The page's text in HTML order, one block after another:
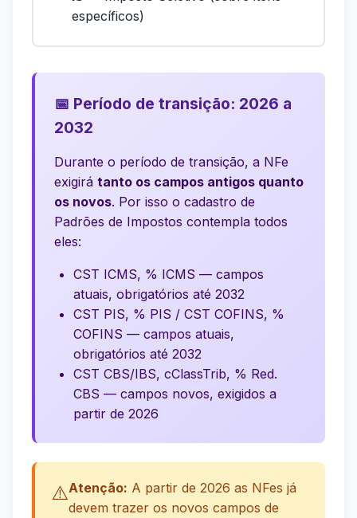
específicos)
📅 Período de transição: 2026 a
2032
Durante o período de transição, a NFe
exigirá tanto os campos antigos quanto
os novos. Por isso o cadastro de
Padrões de Impostos contempla todos
eles:
CST ICMS, % ICMS — campos
atuais, obrigatórios até 2032
CST PIS, % PIS / CST COFINS, %
COFINS — campos atuais,
obrigatórios até 2032
CST CBS/IBS, cClassTrib, % Red.
CBS — campos novos, exigidos a
partir de 2026
⚠️Atenção: A partir de 2026 as NFes já
devem trazer os novos campos de